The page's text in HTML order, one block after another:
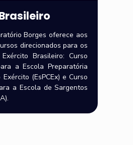
Borges oferece aos
direcionados para os
Brasileiro: Curso
a Escola Preparatória
(EsPCEx) e Curso
a Escola de Sargentos